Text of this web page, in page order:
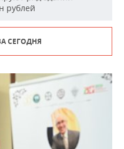
рублей
СЕГОДНЯ